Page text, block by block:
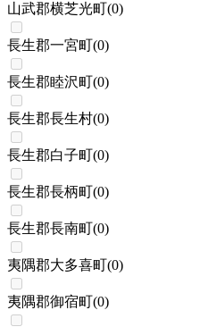
山武郡横芝光町(0)
長生郡一宮町(0)
長生郡睦沢町(0)
長生郡長生村(0)
長生郡白子町(0)
長生郡長柄町(0)
長生郡長南町(0)
夷隅郡大多喜町(0)
夷隅郡御宿町(0)